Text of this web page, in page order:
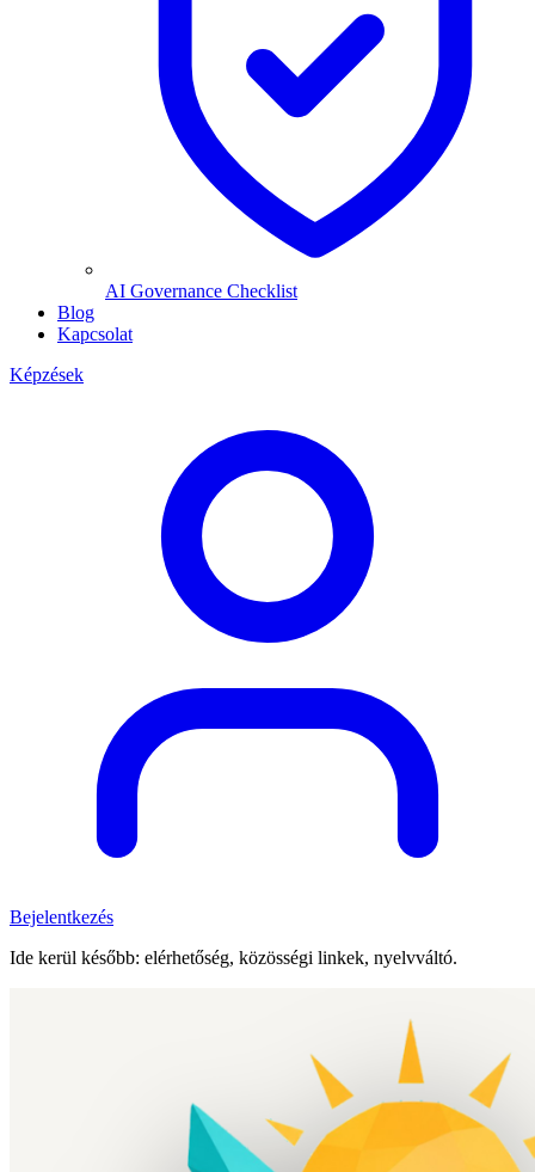
AI Governance Checklist
Blog
Kapcsolat
Képzések
Bejelentkezés
Ide kerül később: elérhetőség, közösségi linkek, nyelvváltó.